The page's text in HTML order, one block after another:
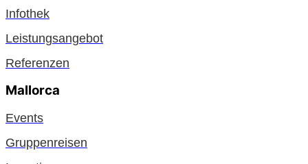
Infothek
Leistungsangebot
Referenzen
Mallorca
Events
Gruppenreisen